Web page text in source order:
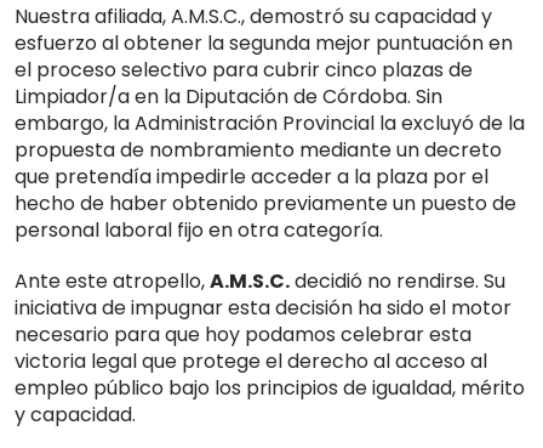
Nuestra afiliada,A.M.S.C., demostró su capacidad y
esfuerzo al obtener lasegunda mejor puntuaciónen
el proceso selectivo para cubrir cinco plazas de
Limpiador/a en la Diputación de Córdoba. Sin
embargo, la Administración Provincial la excluyó de la
propuesta de nombramiento mediante un decreto
que pretendía impedirle acceder a la plaza por el
hecho de haber obtenido previamente un puesto de
personal laboral fijo en otra categoría.
Ante este atropello,A.M.S.C.decidió no rendirse. Su
iniciativa de impugnar esta decisión ha sido el motor
necesario para que hoy podamos celebrar esta
victoria legal que protege el derecho al acceso al
empleo público bajo los principios de igualdad, mérito
y capacidad.